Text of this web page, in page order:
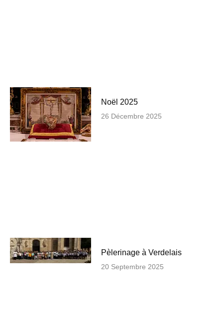
Noël 2025
26 Décembre 2025
Pèlerinage à Verdelais
20 Septembre 2025